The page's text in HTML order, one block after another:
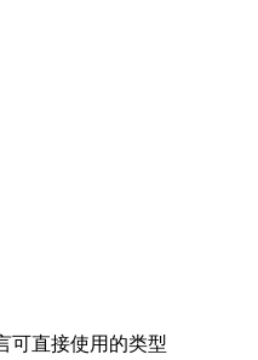
可直接使用的类型